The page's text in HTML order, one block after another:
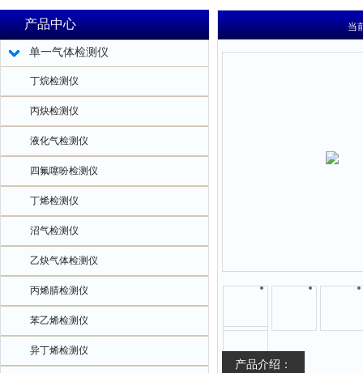
产品中心
单一气体检测仪
丁烷检测仪
丙炔检测仪
液化气检测仪
四氟噻吩检测仪
丁烯检测仪
沼气检测仪
乙炔气体检测仪
丙烯腈检测仪
苯乙烯检测仪
异丁烯检测仪
当
产品介绍：